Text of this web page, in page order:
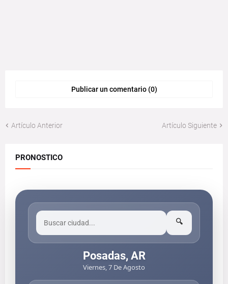
Publicar un comentario (0)
Artículo Anterior Artículo Siguiente
PRONOSTICO
🔍
Posadas, AR
Viernes, 7 De Agosto